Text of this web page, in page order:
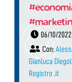
06/10/2022
Con:
Gianluca
Registro .it